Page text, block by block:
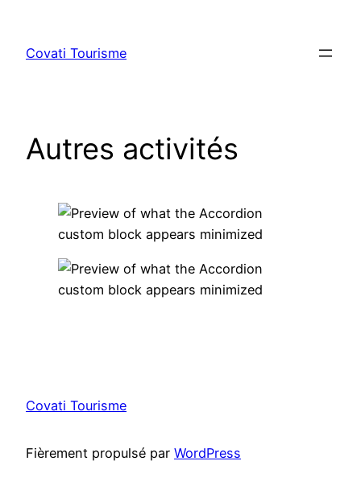
contenu
Covati Tourisme
Autres activités
Covati Tourisme
Fièrement propulsé par WordPress